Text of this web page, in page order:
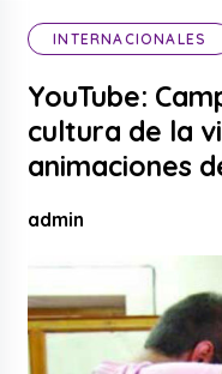
INTERNACIONALES
YouTube:
cultura de la
animaciones
admin